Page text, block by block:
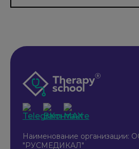
Наименование организации:
"РУСМЕДИКАЛ"